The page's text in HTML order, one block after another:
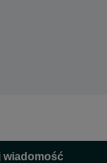
wiadomość